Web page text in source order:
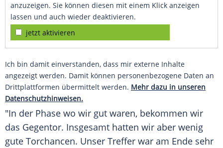
anzuzeigen. Sie können diesen mit einem Klick anzeigen
lassen und auch wieder deaktivieren.
jetzt aktivieren
Ich bin damit einverstanden, dass mir externe Inhalte
angezeigt werden. Damit können personenbezogene Daten an
Drittplattformen übermittelt werden. Mehr dazu in unseren
Datenschutzhinweisen.
"In der Phase wo wir gut waren, bekommen wir
das Gegentor. Insgesamt hatten wir aber wenig
gute Torchancen. Unser Treffer war am Ende sehr